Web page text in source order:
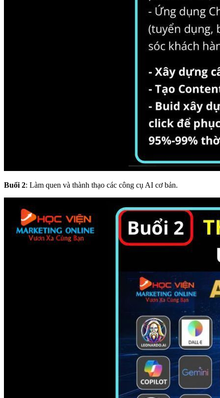
Buổi 2: Làm quen và thành thạo các công cụ AI cơ bản.